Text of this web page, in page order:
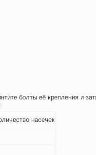
болты её крепления и
насечек